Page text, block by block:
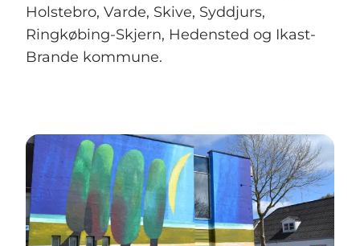
Holstebro, Varde, Skive, Syddjurs,
Ringkøbing-Skjern, Hedensted og Ikast-
Brande kommune.